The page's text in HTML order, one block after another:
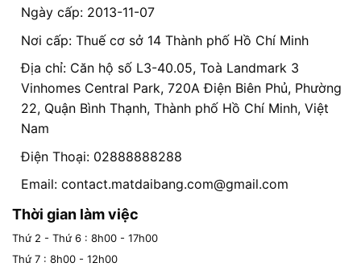
Ngày cấp: 2013-11-07
Nơi cấp: Thuế cơ sở 14 Thành phố Hồ Chí Minh
Địa chỉ: Căn hộ số L3-40.05, Toà Landmark 3
Vinhomes Central Park, 720A Điện Biên Phủ, Phường
22, Quận Bình Thạnh, Thành phố Hồ Chí Minh, Việt
Nam
Điện Thoại: 02888888288
Email: contact.matdaibang.com@gmail.com
Thời gian làm việc
Thứ 2 - Thứ 6 : 8h00 - 17h00
Thứ 7 : 8h00 - 12h00